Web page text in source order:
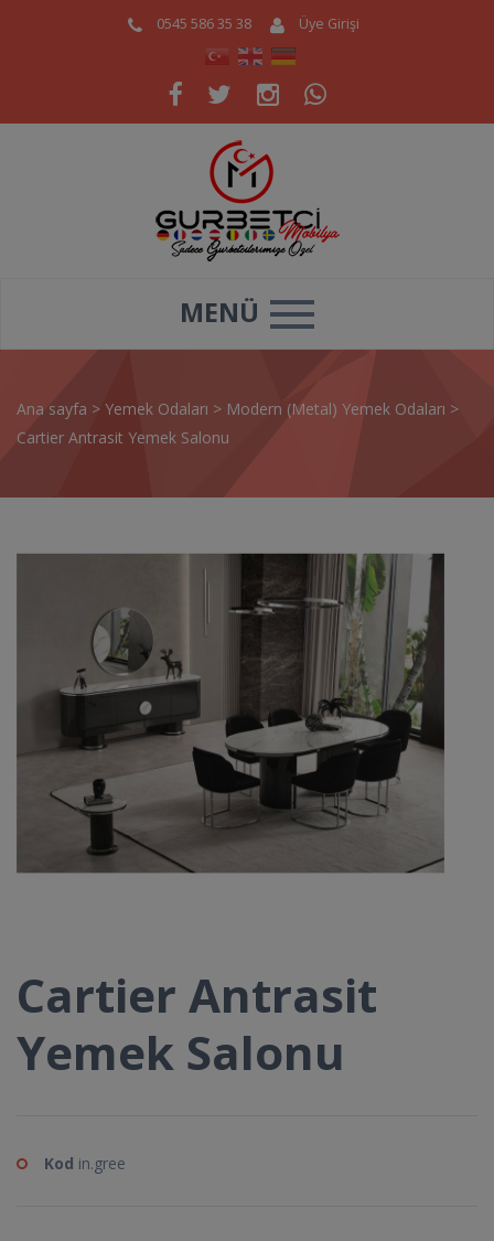
0545 586 35 38 Üye Girişi
MENÜ
Ana sayfa > Yemek Odaları > Modern (Metal) Yemek Odaları >
Cartier Antrasit Yemek Salonu
Cartier Antrasit
Yemek Salonu
Kod in.gree